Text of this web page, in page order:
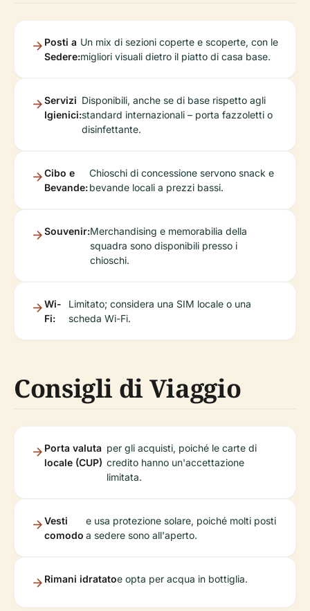
Posti a
Sedere:
Un mix di sezioni coperte e scoperte, con le
migliori visuali dietro il piatto di casa base.
Servizi
Igienici:
Disponibili, anche se di base rispetto agli
standard internazionali – porta fazzoletti o
disinfettante.
Cibo e
Bevande:
Chioschi di concessione servono snack e
bevande locali a prezzi bassi.
Souvenir:Merchandising e memorabilia della
squadra sono disponibili presso i
chioschi.
Wi-
Fi:
Limitato; considera una SIM locale o una
scheda Wi-Fi.
Consigli di Viaggio
Porta valuta
locale (CUP)
per gli acquisti, poiché le carte di
credito hanno un'accettazione
limitata.
Vesti
comodo
e usa protezione solare, poiché molti posti
a sedere sono all'aperto.
Rimani idratatoe opta per acqua in bottiglia.